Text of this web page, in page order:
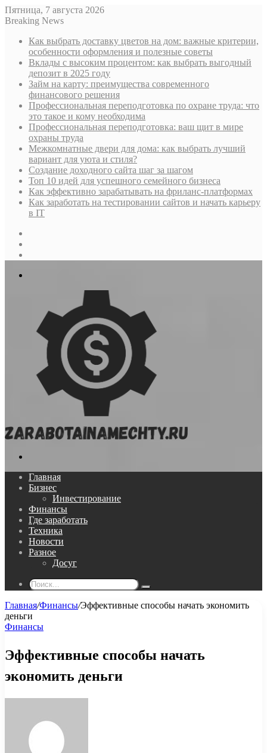
Пятница, 7 августа 2026
Breaking News
Как выбрать доставку цветов на дом: важные критерии,
особенности оформления и полезные советы
Вклады с высоким процентом: как выбрать выгодный
депозит в 2025 году
Займ на карту: преимущества современного
финансового решения
Профессиональная переподготовка по охране труда: что
это такое и кому необходима
Профессиональная переподготовка: ваш щит в мире
охраны труда
Межкомнатные двери для дома: как выбрать лучший
вариант для уюта и стиля?
Создание доходного сайта шаг за шагом
Топ 10 идей для успешного семейного бизнеса
Как эффективно зарабатывать на фриланс-платформах
Как заработать на тестировании сайтов и начать карьеру
в IT
Главная
Бизнес
Инвестирование
Финансы
Где заработать
Техника
Новости
Разное
Досуг
Поиск...
Главная/Финансы/Эффективные способы начать экономить
деньги
Финансы
Эффективные способы начать
экономить деньги